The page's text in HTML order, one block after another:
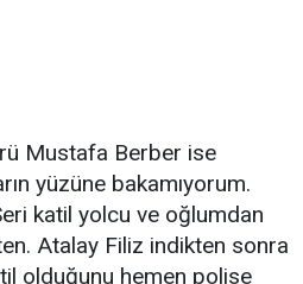
Mustafa Berber ise
yüzüne bakamıyorum.
katil yolcu ve oğlumdan
Atalay Filiz indikten sonra
olduğunu hemen polise